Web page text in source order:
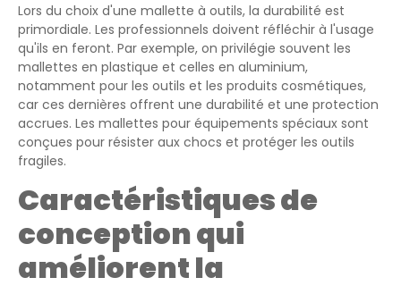
Lors du choix d'une mallette à outils, la durabilité est
primordiale. Les professionnels doivent réfléchir à l'usage
qu'ils en feront. Par exemple, on privilégie souvent les
mallettes en plastique et celles en aluminium,
notamment pour les outils et les produits cosmétiques,
car ces dernières offrent une durabilité et une protection
accrues. Les mallettes pour équipements spéciaux sont
conçues pour résister aux chocs et protéger les outils
fragiles.
Caractéristiques de
conception qui
améliorent la